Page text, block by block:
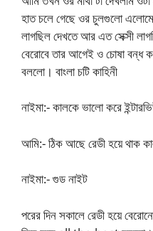
হাত চলে গেছে ওর চুলগুলো
লাগছিল দেখতে আর এত সেক্সী
বেরোবে তার আগেই ও চোষা বন্ধ
বললো। বাংলা চটি কাহিনী
নাইমা:- কালকে ভালো করে
আমি:- ঠিক আছে রেডী হয়ে থাক
নাইমা:- গুড নাইট
পরের দিন সকালে রেডী হয়ে